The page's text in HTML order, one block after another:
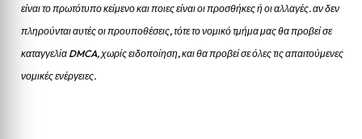
είναι το πρωτότυπο κείμενο και ποιες είναι οι προσθήκες ή οι αλλαγές. αν δεν
πληρούνται αυτές οι προυποθέσεις, τότε το νομικό τμήμα μας θα προβεί σε
καταγγελία DMCA, χωρίς ειδοποίηση, και θα προβεί σε όλες τις απαιτούμενες
νομικές ενέργειες.